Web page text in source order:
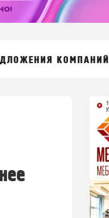
КОМПАНИЙ